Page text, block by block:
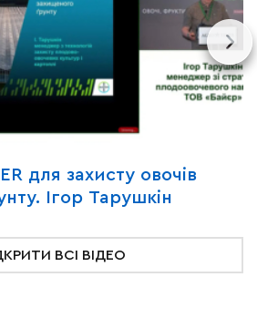
для захисту овочів
Ігор Тарушкін
ВСІ ВІДЕО